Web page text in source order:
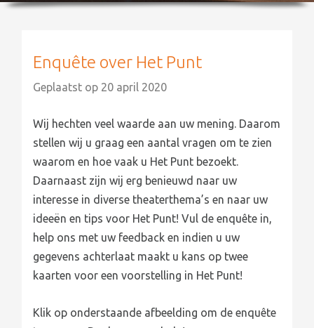
Enquête over Het Punt
Geplaatst op 20 april 2020
Wij hechten veel waarde aan uw mening. Daarom
stellen wij u graag een aantal vragen om te zien
waarom en hoe vaak u Het Punt bezoekt.
Daarnaast zijn wij erg benieuwd naar uw
interesse in diverse theaterthema’s en naar uw
ideeën en tips voor Het Punt! Vul de enquête in,
help ons met uw feedback en indien u uw
gegevens achterlaat maakt u kans op twee
kaarten voor een voorstelling in Het Punt!
Klik op onderstaande afbeelding om de enquête